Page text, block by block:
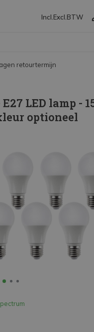
Incl. Excl. BTW
Tot 10 jaar garantie
LED lamp -
optioneel